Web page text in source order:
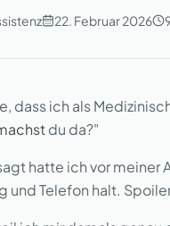
22. Februar 2026
dass ich als
du da?"
hatte ich vor
und Telefon halt.